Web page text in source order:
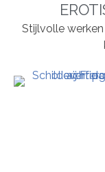
Stijlvolle